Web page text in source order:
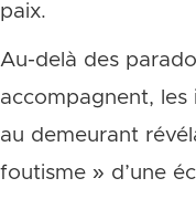
paix.
Au-delà des
accompagnent, les
au demeurant
foutisme » d’une